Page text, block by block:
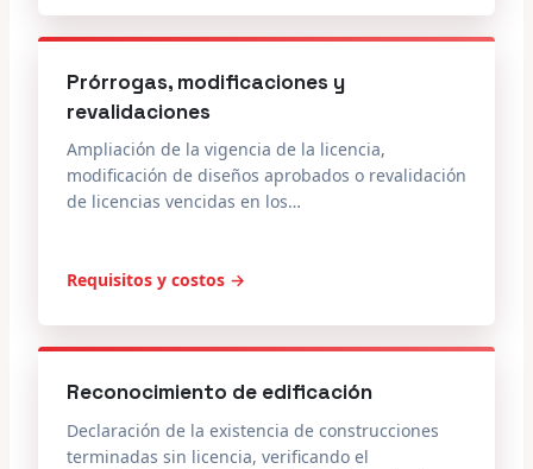
Prórrogas, modificaciones y
revalidaciones
Ampliación de la vigencia de la licencia,
modificación de diseños aprobados o revalidación
de licencias vencidas en los…
Requisitos y costos →
Reconocimiento de edificación
Declaración de la existencia de construcciones
terminadas sin licencia, verificando el